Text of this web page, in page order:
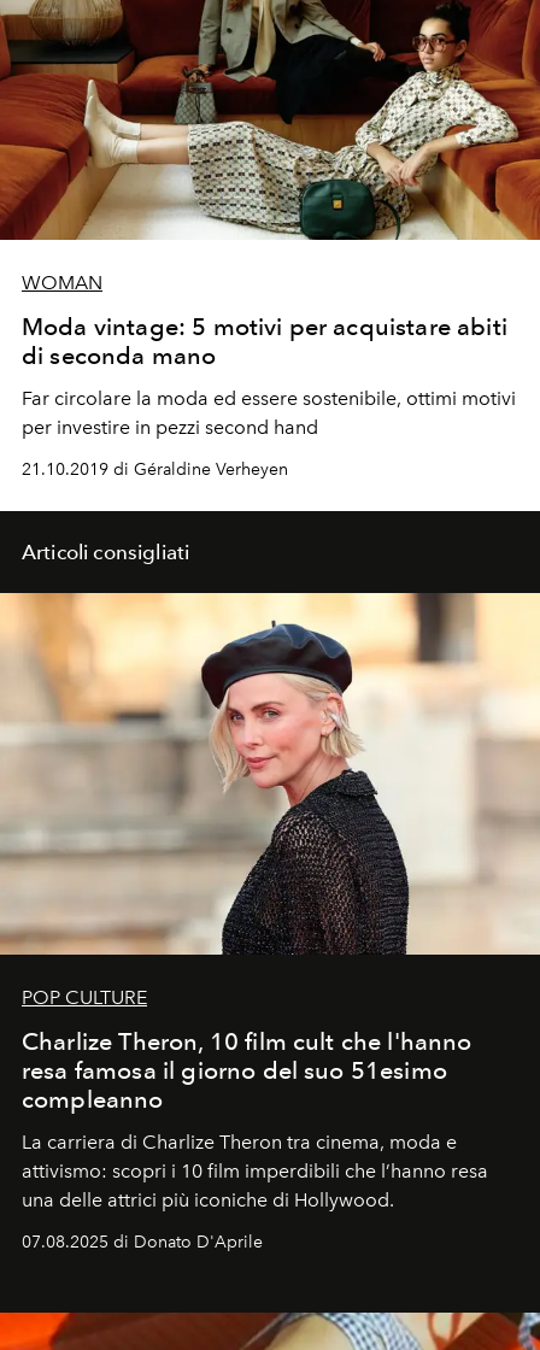
WOMAN
Moda vintage: 5 motivi per acquistare abiti
di seconda mano
Far circolare la moda ed essere sostenibile, ottimi motivi
per investire in pezzi second hand
21.10.2019 di Géraldine Verheyen
Articoli consigliati
POP CULTURE
Charlize Theron, 10 film cult che l'hanno
resa famosa il giorno del suo 51esimo
compleanno
La carriera di Charlize Theron tra cinema, moda e
attivismo: scopri i 10 film imperdibili che l’hanno resa
una delle attrici più iconiche di Hollywood.
07.08.2025 di Donato D'Aprile